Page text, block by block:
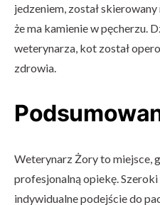
jedzeniem, został
że ma kamienie w pęcherzu.
weterynarza, kot został
zdrowia.
Weterynarz Żory to miejsce,
profesjonalną opiekę.
indywidualne podejście do